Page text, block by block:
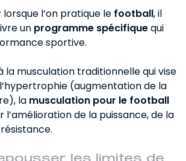
lorsque l’on pratique le football, il
un programme spécifiquequi
sportive.
musculation traditionnelle qui vise
(augmentation de la
la musculation pour le football
de la puissance, de la
les limites de